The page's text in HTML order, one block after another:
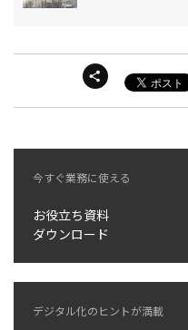
今すぐ業務に使える
お役立ち資料
ダウンロード
デジタル化のヒントが満載